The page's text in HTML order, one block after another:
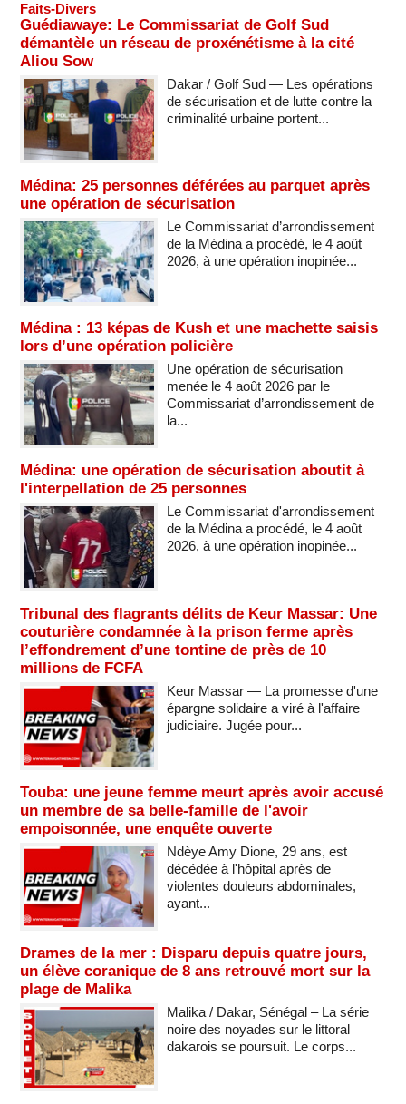
Faits-Divers
Guédiawaye: Le Commissariat de Golf Sud
démantèle un réseau de proxénétisme à la cité
Aliou Sow
Dakar / Golf Sud — Les opérations
de sécurisation et de lutte contre la
criminalité urbaine portent...
Médina: 25 personnes déférées au parquet après
une opération de sécurisation
Le Commissariat d’arrondissement
de la Médina a procédé, le 4 août
2026, à une opération inopinée...
Médina : 13 képas de Kush et une machette saisis
lors d’une opération policière
Une opération de sécurisation
menée le 4 août 2026 par le
Commissariat d’arrondissement de
la...
Médina: une opération de sécurisation aboutit à
l'interpellation de 25 personnes
Le Commissariat d'arrondissement
de la Médina a procédé, le 4 août
2026, à une opération inopinée...
Tribunal des flagrants délits de Keur Massar: Une
couturière condamnée à la prison ferme après
l’effondrement d’une tontine de près de 10
millions de FCFA
Keur Massar — La promesse d'une
épargne solidaire a viré à l'affaire
judiciaire. Jugée pour...
Touba: une jeune femme meurt après avoir accusé
un membre de sa belle-famille de l'avoir
empoisonnée, une enquête ouverte
Ndèye Amy Dione, 29 ans, est
décédée à l'hôpital après de
violentes douleurs abdominales,
ayant...
Drames de la mer : Disparu depuis quatre jours,
un élève coranique de 8 ans retrouvé mort sur la
plage de Malika
Malika / Dakar, Sénégal – La série
noire des noyades sur le littoral
dakarois se poursuit. Le corps...